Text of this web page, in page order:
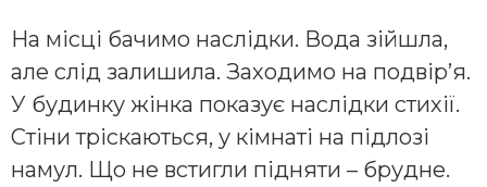
На місці бачимо наслідки. Вода зійшла,
але слід залишила. Заходимо на подвір’я.
У будинку жінка показує наслідки стихії.
Стіни тріскаються, у кімнаті на підлозі
намул. Що не встигли підняти – брудне.